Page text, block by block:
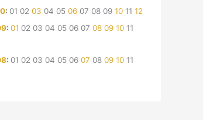
: 01 02 03 04 05 06 07 08 09 10 11 12
: 01 02 03 04 05 06 07 08 09 10 11
: 01 02 03 04 05 06 07 08 09 10 11